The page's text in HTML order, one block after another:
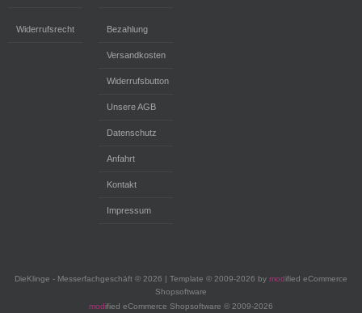
Widerrufsrecht Bezahlung
Versandkosten
Widerrufsbutton
Unsere AGB
Datenschutz
Anfahrt
Kontakt
Impressum
DieKlinge - Messerfachgeschäft © 2026 | Template © 2009-2026 by modified eCommerce
Shopsoftware
modified eCommerce Shopsoftware © 2009-2026